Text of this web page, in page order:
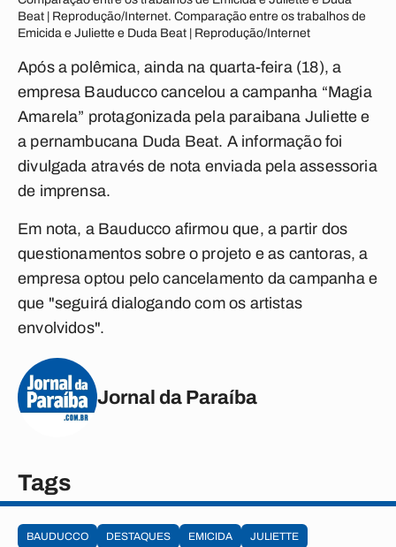
Beat | Reprodução/Internet. Comparação entre os trabalhos de
Emicida e Juliette e Duda Beat | Reprodução/Internet
Após a polêmica, ainda na quarta-feira (18), a
empresa Bauducco cancelou a campanha “Magia
Amarela” protagonizada pela paraibana Juliette e
a pernambucana Duda Beat. A informação foi
divulgada através de nota enviada pela assessoria
de imprensa.
Em nota, a Bauducco afirmou que, a partir dos
questionamentos sobre o projeto e as cantoras, a
empresa optou pelo cancelamento da campanha e
que "seguirá dialogando com os artistas
envolvidos".
Jornal da Paraíba
Tags
BAUDUCCO DESTAQUES EMICIDA
JULIETTE